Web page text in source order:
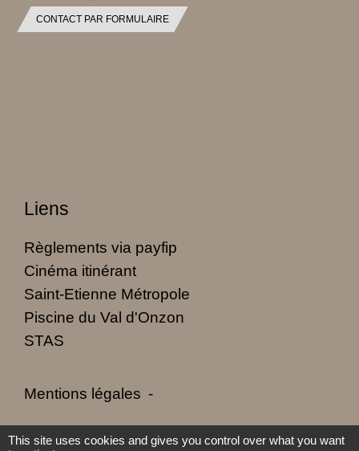
CONTACT PAR FORMULAIRE
Liens
Règlements via payfip
Cinéma itinérant
Saint-Etienne Métropole
Piscine du Val d'Onzon
STAS
Mentions légales -
Politique de confidentialité - Accessibilité -
This site uses cookies and gives you control over what you want